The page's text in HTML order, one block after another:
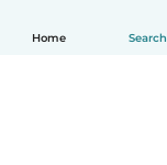
Home Search